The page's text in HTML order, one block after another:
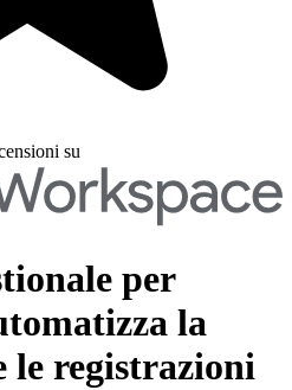
su
per
la
le registrazioni